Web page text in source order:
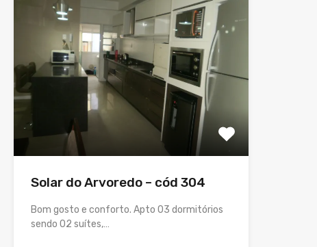
Solar do Arvoredo – cód 304
Bom gosto e conforto. Apto 03 dormitórios
sendo 02 suítes,…